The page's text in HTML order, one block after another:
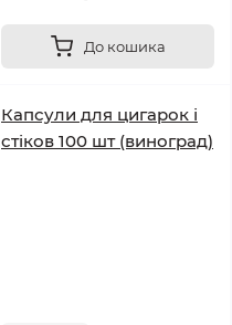
До кошика
Капсули для цигарок і
стіков 100 шт (виноград)